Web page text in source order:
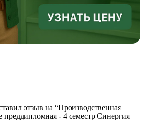
отзыв на “Производственная
преддипломная - 4 семестр Синергия —